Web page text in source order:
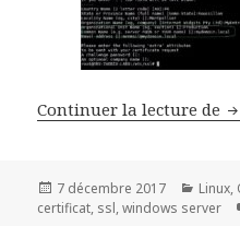
Continuer la lecture de
Publié
le
7 décembre 2017 Linux,
certificat, ssl,windows server